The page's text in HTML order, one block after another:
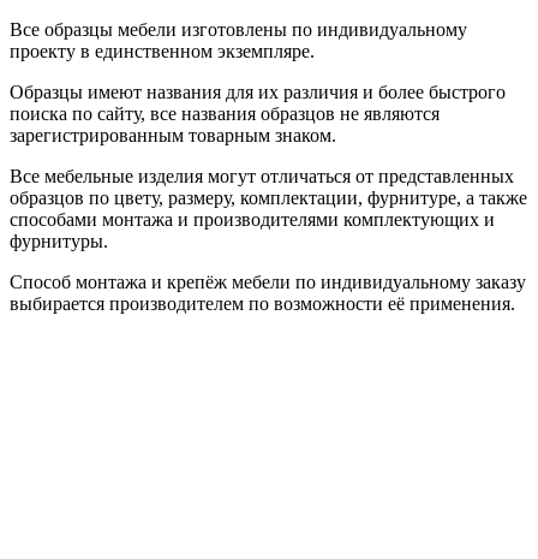
Все образцы мебели изготовлены по индивидуальному
проекту в единственном экземпляре.
Образцы имеют названия для их различия и более быстрого
поиска по сайту, все названия образцов не являются
зарегистрированным товарным знаком.
Все мебельные изделия могут отличаться от представленных
образцов по цвету, размеру, комплектации, фурнитуре, а также
способами монтажа и производителями комплектующих и
фурнитуры.
Способ монтажа и крепёж мебели по индивидуальному заказу
выбирается производителем по возможности её применения.